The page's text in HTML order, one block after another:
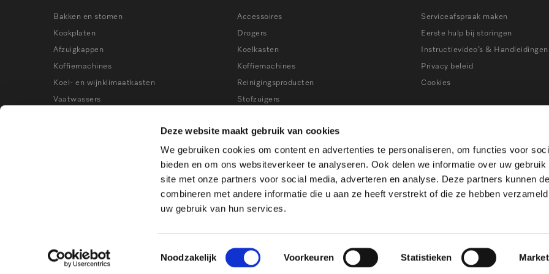
Deze website maakt gebruik van cookies
We gebruiken cookies om content en advertenties te personaliseren, om functies voor
bieden en om ons websiteverkeer te analyseren. Ook delen we informatie over uw gebruik
site met onze partners voor social media, adverteren en analyse. Deze partners kunnen
combineren met andere informatie die u aan ze heeft verstrekt of die ze hebben
uw gebruik van hun services.
Toestemmingsselectie
Noodzakelijk Voorkeuren Statistieken
Bakken en stomen
Kookplaten
Afzuigkappen
Koffiemachines
Koel- en wijnklimaatkasten
Vaatwassers
Accessoires
Drogers
Koelkasten
Koffiemachines
Reinigingsproducten
Stofzuigers
Vaatwassers
Vrieskasten
Wasmachines
Wijnklimaatkasten
Serviceafspraak maken
Eerste hulp bij storingen
Instructievideo’s & Handleidingen
Privacy beleid
Cookies